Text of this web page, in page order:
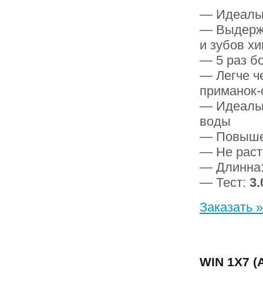
—
—
и зубов
— 5 раз
— Легче
—
воды
—
— Не
—
— Тест:
Заказать »
WIN 1Х7